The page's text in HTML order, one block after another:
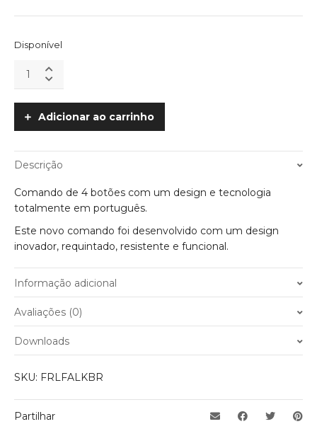
Disponível
Comando
FALK
MOTORLINE
quantityAdicionar ao carrinho
Descrição
Comando de 4 botões com um design e tecnologia
totalmente em português.
Este novo comando foi desenvolvido com um design
inovador, requintado, resistente e funcional.
Informação adicional
Peso
Avaliações (0)
Ainda não existem avaliações.
produto podem deixar opinião.
Downloads
Manual de Instalação
SKU: FRLFALKBR
Partilhar